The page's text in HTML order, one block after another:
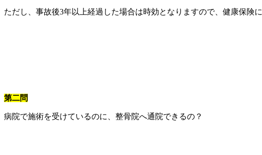
ただし、事故後3年以上経過した場合は時効となりますので、健康保険
第二問
病院で施術を受けているのに、整骨院へ通院できるの？